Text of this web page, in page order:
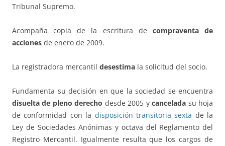
Tribunal Supremo.
Acompaña copia de la escritura de compraventa de
acciones de enero de 2009.
La registradora mercantil desestima la solicitud del socio.
Fundamenta su decisión en que la sociedad se encuentra
disuelta de pleno derecho desde 2005 ycancelada su hoja
de conformidad con la disposición transitoria sexta de la
Ley de Sociedades Anónimas y octava del Reglamento del
Registro Mercantil. Igualmente resulta que los cargos de